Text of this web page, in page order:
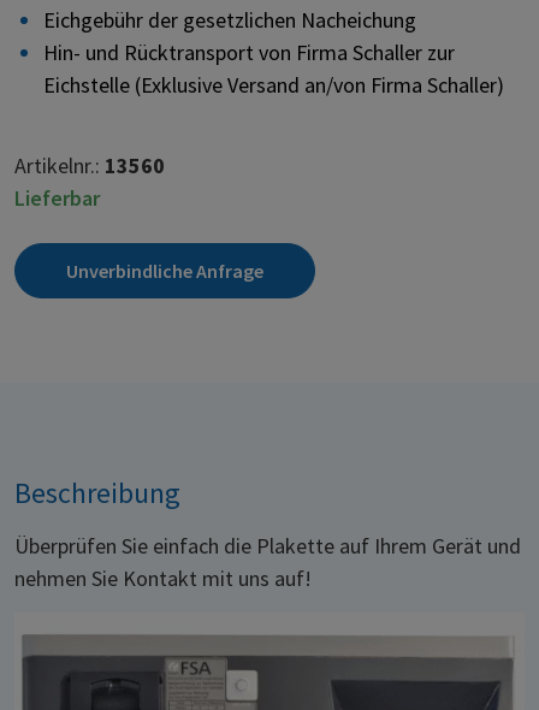
Eichgebühr der gesetzlichen Nacheichung
Hin- und Rücktransport von Firma Schaller zur
Eichstelle (Exklusive Versand an/von Firma Schaller)
Artikelnr.: 13560
Lieferbar
Unverbindliche Anfrage
Beschreibung
Überprüfen Sie einfach die Plakette auf Ihrem Gerät und
nehmen Sie Kontakt mit uns auf!